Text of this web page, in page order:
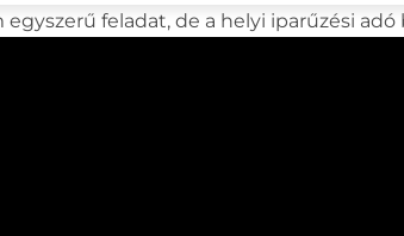
egyszerű feladat, de a helyi iparűzési